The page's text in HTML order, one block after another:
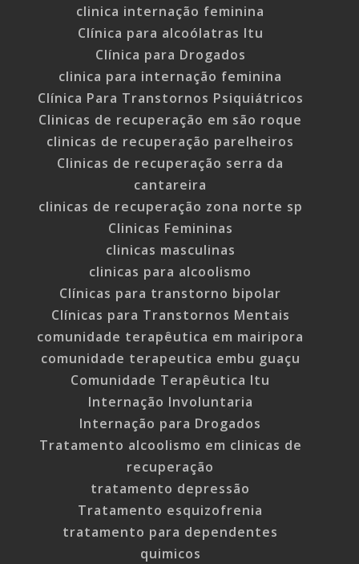
clinica internação feminina
Clínica para alcoólatras Itu
Clínica para Drogados
clinica para internação feminina
Clínica Para Transtornos Psiquiátricos
Clinicas de recuperação em são roque
clinicas de recuperação parelheiros
Clinicas de recuperação serra da
cantareira
clinicas de recuperação zona norte sp
Clinicas Femininas
clinicas masculinas
clinicas para alcoolismo
Clínicas para transtorno bipolar
Clínicas para Transtornos Mentais
comunidade terapêutica em mairipora
comunidade terapeutica embu guaçu
Comunidade Terapêutica Itu
Internação Involuntaria
Internação para Drogados
Tratamento alcoolismo em clinicas de
recuperação
tratamento depressão
Tratamento esquizofrenia
tratamento para dependentes
quimicos